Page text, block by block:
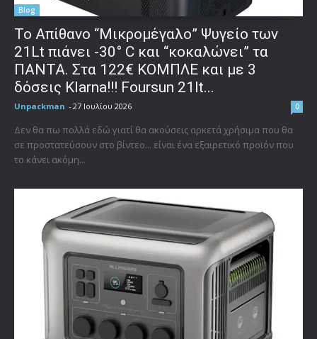
Blog
Το Απίθανο “Μικρομέγαλο” Ψυγείο των
21Lt πιάνει -30° C και “κοκαλώνει” τα
ΠΑΝΤΑ. Στα 122€ ΚΟΜΠΛΕ και με 3
δόσεις Klarna!!! Foursun 21lt...
Unpackman - 27 Ιουλίου 2026 0
Δεν θα πω πολλά εδώ γιατί θα ακούσεις αρκετά χρήσιμα που θα
σε προστατεύσουν στο βίντεο... είναι ένα εξαιρετικό προϊόν που
το κάνει ακόμη...